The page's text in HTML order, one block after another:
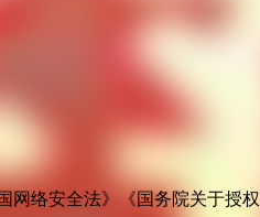
络安全法》《国务院关于授